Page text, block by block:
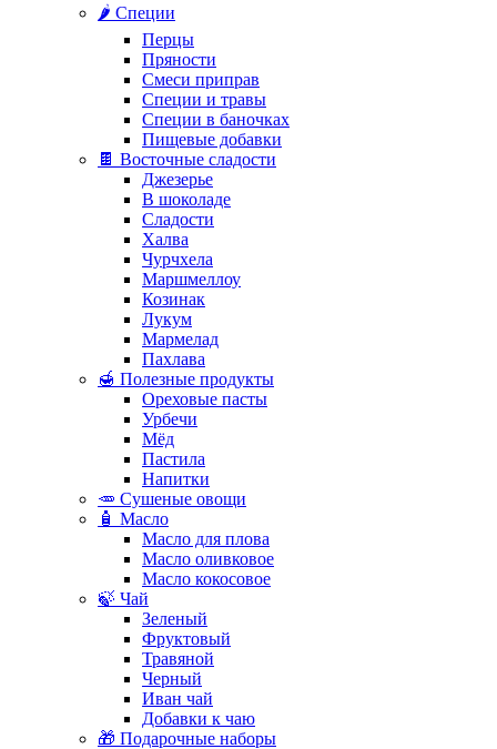
🌶️ Специи
Перцы
Пряности
Смеси приправ
Специи и травы
Специи в баночках
Пищевые добавки
🍫 Восточные сладости
Джезерье
В шоколаде
Сладости
Халва
Чурчхела
Маршмеллоу
Козинак
Лукум
Мармелад
Пахлава
🍯 Полезные продукты
Ореховые пасты
Урбечи
Мёд
Пастила
Напитки
🥕 Сушеные овощи
🧴 Масло
Масло для плова
Масло оливковое
Масло кокосовое
🍃 Чай
Зеленый
Фруктовый
Травяной
Черный
Иван чай
Добавки к чаю
🎁 Подарочные наборы